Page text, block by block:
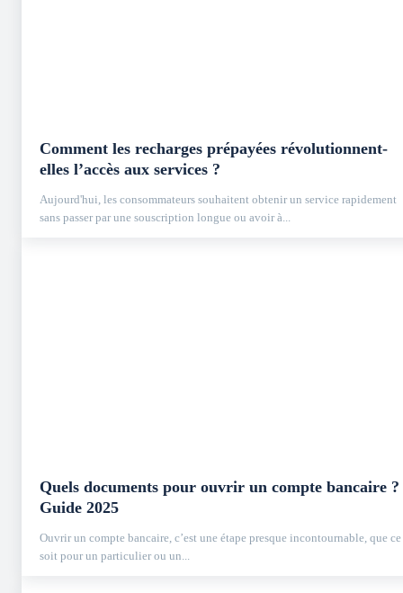
Comment les recharges prépayées révolutionnent-
elles l’accès aux services ?
Aujourd'hui, les consommateurs souhaitent obtenir un service rapidement
sans passer par une souscription longue ou avoir à...
Quels documents pour ouvrir un compte bancaire ?
Guide 2025
Ouvrir un compte bancaire, c’est une étape presque incontournable, que ce
soit pour un particulier ou un...